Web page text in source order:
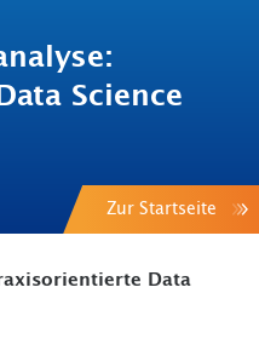
Science
Zur Startseite
Data